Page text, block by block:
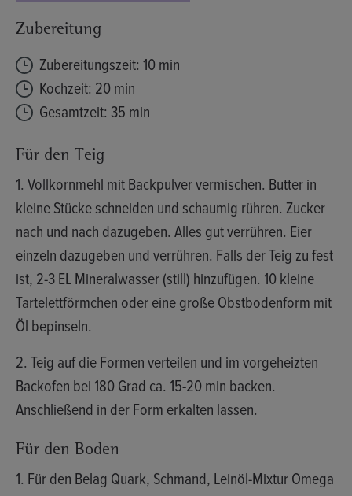
Zubereitung
Zubereitungszeit: 10 min
Kochzeit: 20 min
Gesamtzeit: 35 min
Für den Teig
1. Vollkornmehl mit Backpulver vermischen. Butter in
kleine Stücke schneiden und schaumig rühren. Zucker
nach und nach dazugeben. Alles gut verrühren. Eier
einzeln dazugeben und verrühren. Falls der Teig zu fest
ist, 2-3 EL Mineralwasser (still) hinzufügen. 10 kleine
Tartelettförmchen oder eine große Obstbodenform mit
Öl bepinseln.
2. Teig auf die Formen verteilen und im vorgeheizten
Backofen bei 180 Grad ca. 15-20 min backen.
Anschließend in der Form erkalten lassen.
Für den Boden
1. Für den Belag Quark, Schmand, Leinöl-Mixtur Omega